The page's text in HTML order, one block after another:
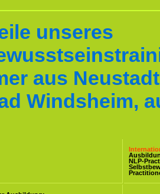
unseres
aus
Windsheim,
NLP-